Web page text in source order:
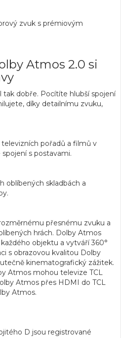
zvuk s prémiovým
Atmos 2.0 si
tak dobře. Pocítíte hlubší spojení
díky detailnímu zvuku,
pořadů a filmů v
s postavami.
oblíbených skladbách a
přesnému zvuku a
hrách. Dolby Atmos
objektu a vytváří 360°
s obrazovou kvalitou Dolby
kinematografický zážitek.
Atmos mohou televize TCL
Atmos přes HDMI do TCL
Atmos.
D jsou registrované